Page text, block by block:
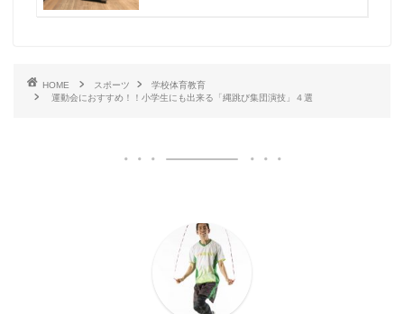
HOME スポーツ
学校体育教育
運動会におすすめ！！小学生にも出来る「縄跳び集団演技」４選